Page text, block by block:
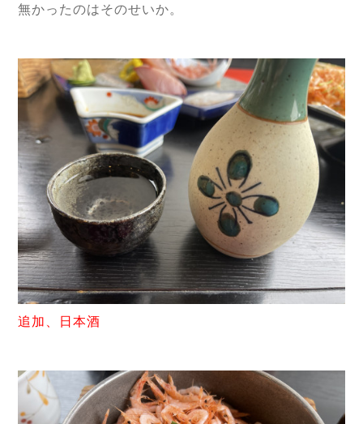
無かったのはそのせいか。
追加、日本酒